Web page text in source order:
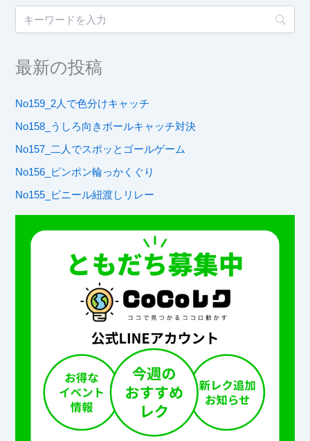
最新の投稿
No159_2人で色分けキャッチ
No158_うしろ向きボールキャッチ対決
No157_二人でスポッとゴールゲーム
No156_ピンポン輪っかくぐり
No155_ビニール紐渡しリレー